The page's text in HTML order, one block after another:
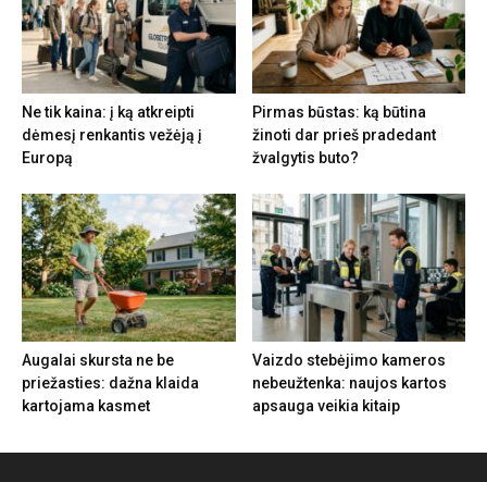
Ne tik kaina: į ką atkreipti
dėmesį renkantis vežėją į
Europą
Pirmas būstas: ką būtina
žinoti dar prieš pradedant
žvalgytis buto?
Augalai skursta ne be
priežasties: dažna klaida
kartojama kasmet
Vaizdo stebėjimo kameros
nebeužtenka: naujos kartos
apsauga veikia kitaip